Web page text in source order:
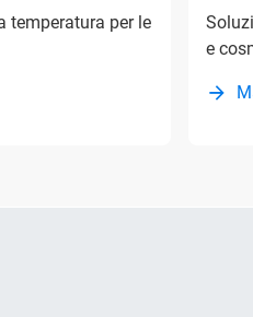
temperatura per le
e